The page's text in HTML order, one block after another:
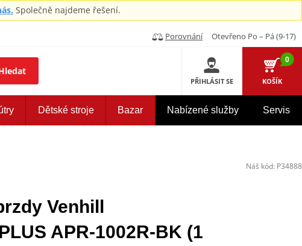
Společně najdeme řešení.
Porovnání Otevřeno Po – Pá (9-17)
PŘIHLÁSIT SE
0
KOŠÍK
Dětské stroje Bazar Nabízené služby Servis
Venhill
APR-1002R-BK (1
Náš kód: P34888